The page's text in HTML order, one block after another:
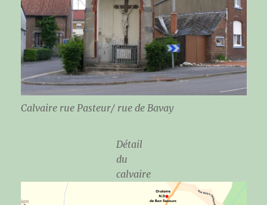
Calvaire rue Pasteur/ rue de Bavay
Détail
du
calvaire